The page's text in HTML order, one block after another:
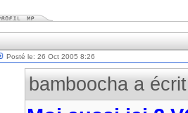
Posté le: 26 Oct 2005 8:26
bamboocha a